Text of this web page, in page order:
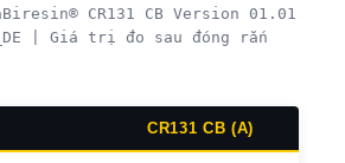
CR131 CB Version 01.01
| Giá trị đo sau đóng rắn
CR131 CB (A)